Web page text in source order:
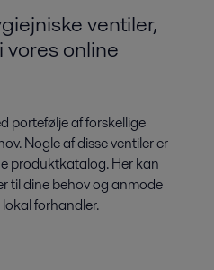
ventiler,
vores online
portefølje af forskellige
Nogle af disse ventiler er
produktkatalog. Her kan
til dine behov og anmode
forhandler.